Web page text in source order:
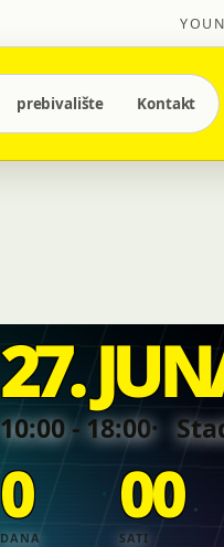
prebivalište Kontakt
27.
10:00 - 18:00
0
DANA
00
SATI